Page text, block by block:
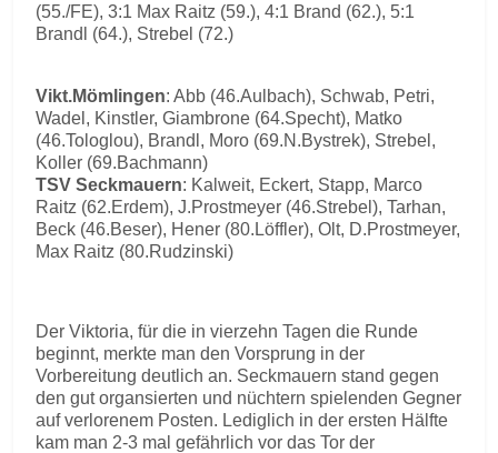
(55./FE), 3:1 Max Raitz (59.), 4:1 Brand (62.), 5:1
Brandl (64.), Strebel (72.)
Vikt.Mömlingen: Abb (46.Aulbach), Schwab, Petri,
Wadel, Kinstler, Giambrone (64.Specht), Matko
(46.Tologlou), Brandl, Moro (69.N.Bystrek), Strebel,
Koller (69.Bachmann)
TSV Seckmauern: Kalweit, Eckert, Stapp, Marco
Raitz (62.Erdem), J.Prostmeyer (46.Strebel), Tarhan,
Beck (46.Beser), Hener (80.Löffler), Olt, D.Prostmeyer,
Max Raitz (80.Rudzinski)
Der Viktoria, für die in vierzehn Tagen die Runde
beginnt, merkte man den Vorsprung in der
Vorbereitung deutlich an. Seckmauern stand gegen
den gut organsierten und nüchtern spielenden Gegner
auf verlorenem Posten. Lediglich in der ersten Hälfte
kam man 2-3 mal gefährlich vor das Tor der